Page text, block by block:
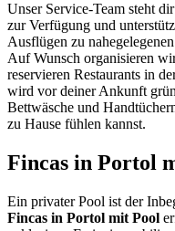
Unser Service-Team steht
zur Verfügung und
Ausflügen zu
Auf Wunsch organisieren
reservieren Restaurants in
wird vor deiner Ankunft
Bettwäsche und
zu Hause fühlen kannst.
Fincas in Portol
Ein privater Pool ist der
Fincas in Portol mit Pool